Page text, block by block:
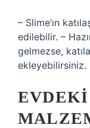
– Slime’ın
edilebilir. –
gelmezse,
ekleyebilirsiniz.